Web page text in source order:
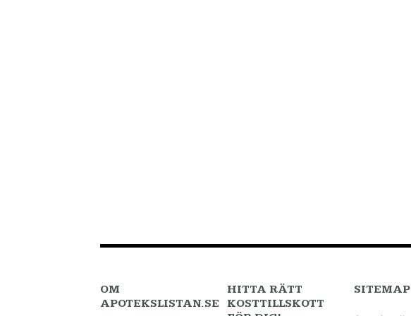
OM
APOTEKSLISTAN.SE
HITTA RÄTT
KOSTTILLSKOTT
SITEMAP